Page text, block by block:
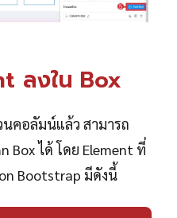
ลงใน Box
คอลัมน์แล้ว สามารถ
Box ได้ โดย Element ที่
Bootstrap มีดังนี้